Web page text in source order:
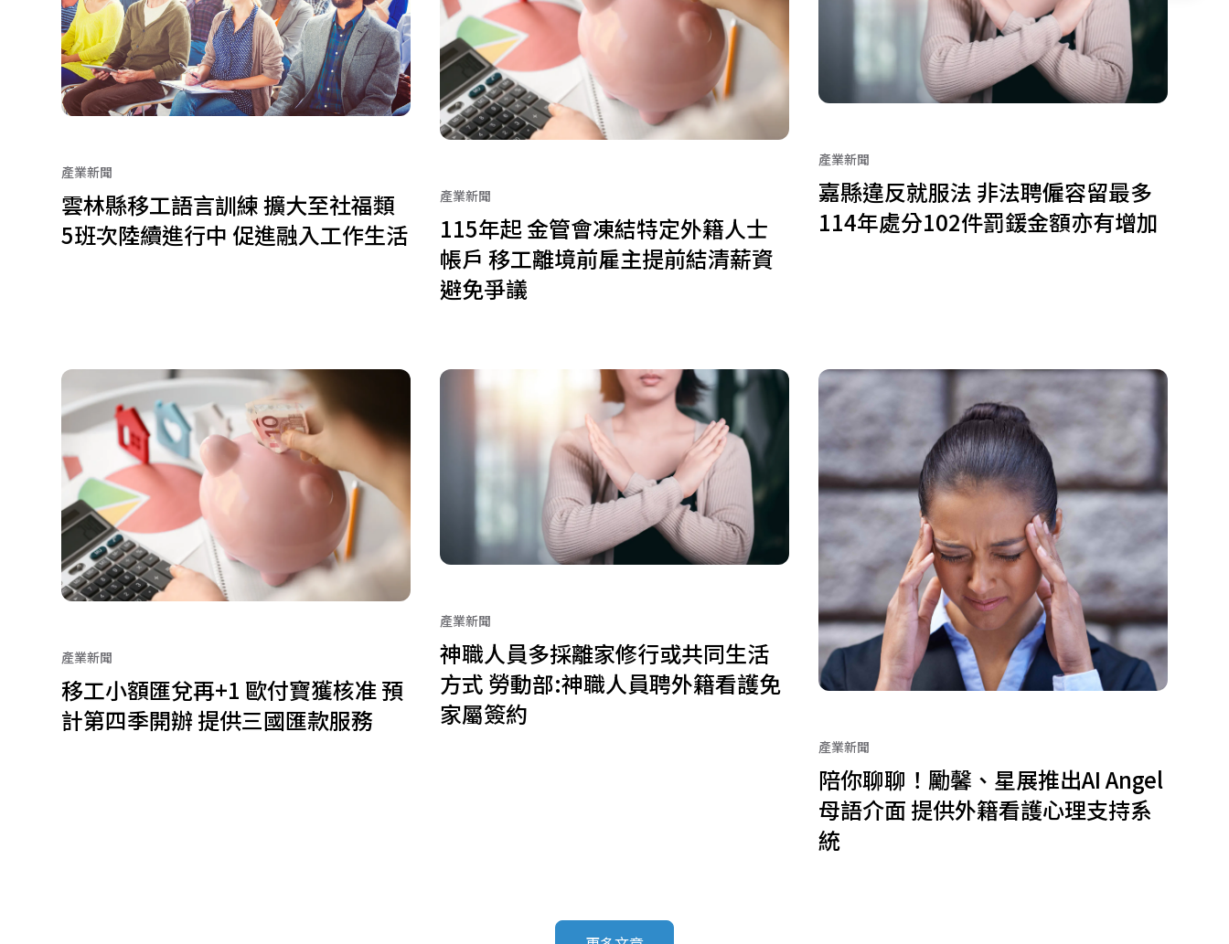
產業新聞
雲林縣移工語言訓練 擴大至社福類
5班次陸續進行中 促進融入工作生活
產業新聞
115年起 金管會凍結特定外籍人士
帳戶 移工離境前雇主提前結清薪資
避免爭議
產業新聞
嘉縣違反就服法 非法聘僱容留最多
114年處分102件罰鍰金額亦有增加
產業新聞
移工小額匯兌再+1 歐付寶獲核准 預
計第四季開辦 提供三國匯款服務
產業新聞
神職人員多採離家修行或共同生活
方式 勞動部:神職人員聘外籍看護免
家屬簽約
產業新聞
陪你聊聊！勵馨、星展推出AI Angel
母語介面 提供外籍看護心理支持系
統